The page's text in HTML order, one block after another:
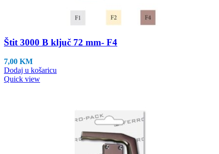
Štit 3000 B ključ 72 mm- F4
7,00 KM
Dodaj u košaricu
Quick view